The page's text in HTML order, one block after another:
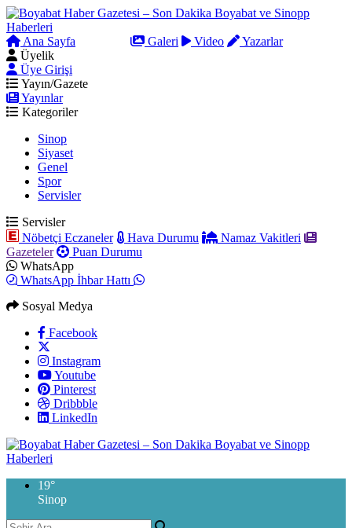
Ana Sayfa Galeri Video
Yazarlar
Üyelik
Üye Girişi
Yayın/Gazete
Yayınlar
Kategoriler
Sinop
Siyaset
Genel
Spor
Servisler
Servisler
Nöbetçi Eczaneler
Hava Durumu
Namaz Vakitleri
Gazeteler
Puan Durumu
WhatsApp
WhatsApp İhbar Hattı
Sosyal Medya
Facebook
Instagram
Youtube
Pinterest
Dribbble
LinkedIn
19°
Sinop